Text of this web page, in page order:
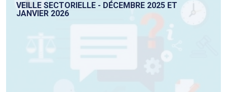
VEILLE SECTORIELLE - DÉCEMBRE 2025 ET
JANVIER 2026